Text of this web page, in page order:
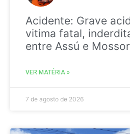
Acidente: Grave
vitima fatal,
entre Assú e
VER MATÉRIA »
7 de agosto de 2026